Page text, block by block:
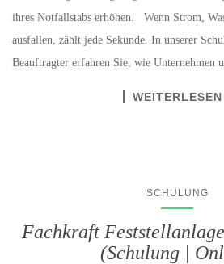
ihres Notfallstabs erhöhen. Wenn Strom,
ausfallen, zählt jede Sekunde. In unserer
Beauftragter erfahren Sie, wie Unternehmen
WEITERLESEN
SCHULUNG
Fachkraft
(Schulung |